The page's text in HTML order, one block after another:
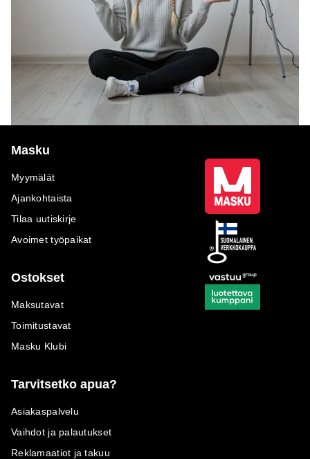
Masku
Myymälät
Ajankohtaista
Tilaa uutiskirje
Avoimet työpaikat
Ostokset
Maksutavat
Toimitustavat
Masku Klubi
Tarvitsetko apua?
Asiakaspalvelu
Vaihdot ja palautukset
Reklamaatiot ja takuu